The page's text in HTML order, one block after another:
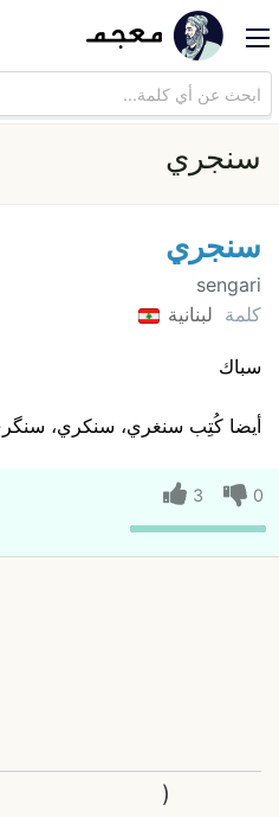
سنجري
سنجري
sengari
كلمة لبنانية
سباك
أيضا كُتِب سنغري، سنكري،
0
3
(